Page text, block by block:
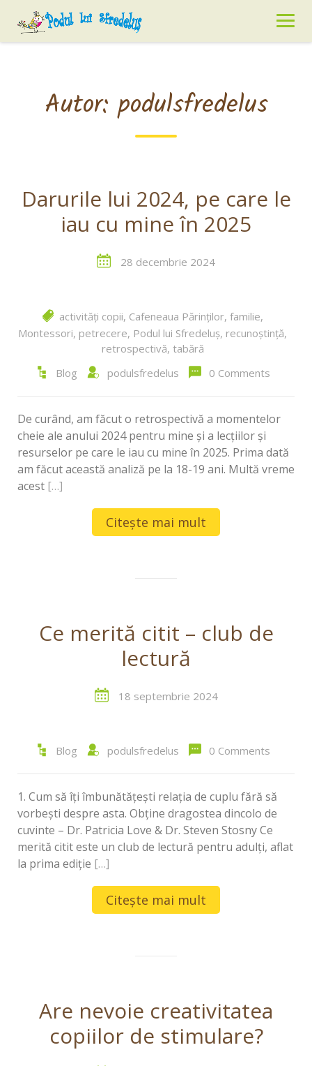
content
Autor:podulsfredelus
Darurile lui 2024, pe care le
iau cu mine în 2025
28 decembrie 2024
activități copii, Cafeneaua Părinților, familie,
Montessori, petrecere, Podul lui Sfredeluș, recunoștință,
retrospectivă, tabără
Blog
podulsfredelus 0 Comments
De curând, am făcut o retrospectivă a momentelor
cheie ale anului 2024 pentru mine și a lecțiilor și
resurselor pe care le iau cu mine în 2025. Prima dată
am făcut această analiză pe la 18-19 ani. Multă vreme
acest […]
Citește mai mult
Ce merită citit – club de
lectură
18 septembrie 2024
Blog podulsfredelus 0 Comments
1. Cum să îți îmbunătățești relația de cuplu fără să
vorbești despre asta. Obține dragostea dincolo de
cuvinte – Dr. Patricia Love & Dr. Steven Stosny Ce
merită citit este un club de lectură pentru adulți, aflat
la prima ediție […]
Citește mai mult
Are nevoie creativitatea
copiilor de stimulare?